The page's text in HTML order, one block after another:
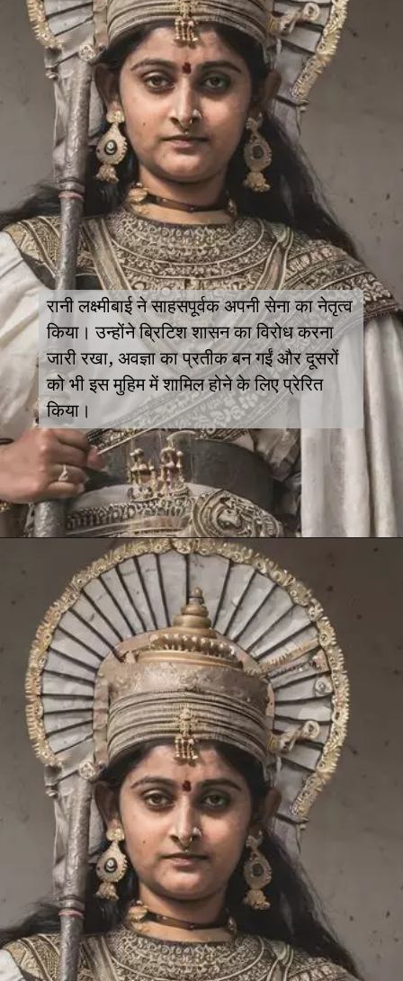
रानी लक्ष्मीबाई ने साहसपूर्वक अपनी सेना का नेतृत्व
किया। उन्होंने ब्रिटिश शासन का विरोध करना
जारी रखा, अवज्ञा का प्रतीक बन गईं और दूसरों
को भी इस मुहिम में शामिल होने के लिए प्रेरित
किया।